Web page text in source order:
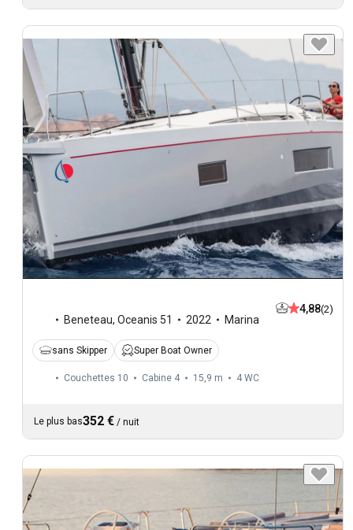
Beneteau, Oceanis 51 2022 Marina
4,88(2)
sans Skipper Super Boat Owner
Couchettes 10 Cabine 4 15,9 m 4 WC
Le plus bas352 € / nuit